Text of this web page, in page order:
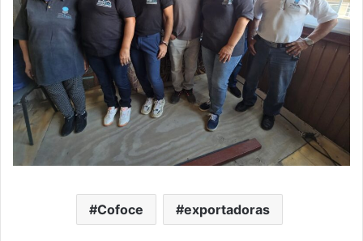
Cofoce exportadoras